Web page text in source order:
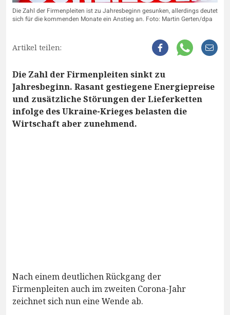
Die Zahl der Firmenpleiten ist zu Jahresbeginn gesunken, allerdings deutet
sich für die kommenden Monate ein Anstieg an. Foto: Martin Gerten/dpa
Artikel teilen:
Die Zahl der Firmenpleiten sinkt zu
Jahresbeginn. Rasant gestiegene Energiepreise
und zusätzliche Störungen der Lieferketten
infolge des Ukraine-Krieges belasten die
Wirtschaft aber zunehmend.
Nach einem deutlichen Rückgang der
Firmenpleiten auch im zweiten Corona-Jahr
zeichnet sich nun eine Wende ab.